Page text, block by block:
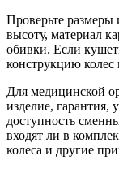
Проверьте размеры
высоту, материал
обивки. Если
конструкцию колес
Для медицинской
изделие, гарантия,
доступность
входят ли в
колеса и другие